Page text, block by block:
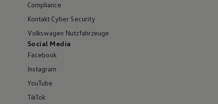
Compliance
Kontakt Cyber Security
Volkswagen Nutzfahrzeuge
Social Media
Facebook
Instagram
YouTube
TikTok